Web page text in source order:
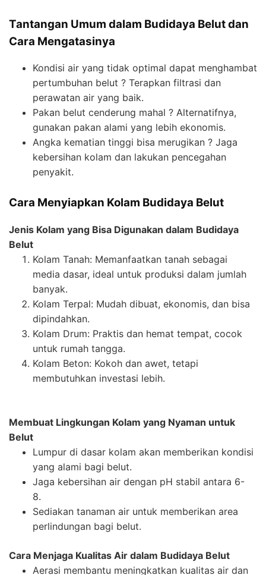
Tantangan Umum dalam Budidaya Belut dan
Cara Mengatasinya
Kondisi air yang tidak optimal dapat menghambat
pertumbuhan belut ? Terapkan filtrasi dan
perawatan air yang baik.
Pakan belut cenderung mahal ? Alternatifnya,
gunakan pakan alami yang lebih ekonomis.
Angka kematian tinggi bisa merugikan ? Jaga
kebersihan kolam dan lakukan pencegahan
penyakit.
Cara Menyiapkan Kolam Budidaya Belut
Jenis Kolam yang Bisa Digunakan dalam Budidaya
Belut
Kolam Tanah: Memanfaatkan tanah sebagai
media dasar, ideal untuk produksi dalam jumlah
banyak.
Kolam Terpal: Mudah dibuat, ekonomis, dan bisa
dipindahkan.
Kolam Drum: Praktis dan hemat tempat, cocok
untuk rumah tangga.
Kolam Beton: Kokoh dan awet, tetapi
membutuhkan investasi lebih.
Membuat Lingkungan Kolam yang Nyaman untuk
Belut
Lumpur di dasar kolam akan memberikan kondisi
yang alami bagi belut.
Jaga kebersihan air dengan pH stabil antara 6-
8.
Sediakan tanaman air untuk memberikan area
perlindungan bagi belut.
Cara Menjaga Kualitas Air dalam Budidaya Belut
Aerasi membantu meningkatkan kualitas air dan